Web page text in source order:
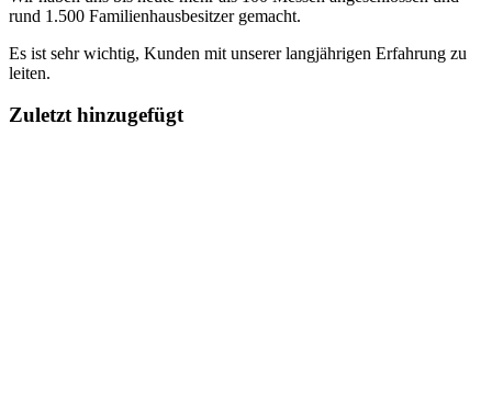
rund 1.500 Familienhausbesitzer gemacht.
Es ist sehr wichtig, Kunden mit unserer langjährigen Erfahrung zu
leiten.
Zuletzt hinzugefügt